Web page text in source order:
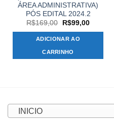
ÁREA ADMINISTRATIVA)
PÓS EDITAL 2024.2
R$169,00
O
original
era:
R$169,00.
R$99,00O
ADICIONAR AO
CARRINHO
INICIO